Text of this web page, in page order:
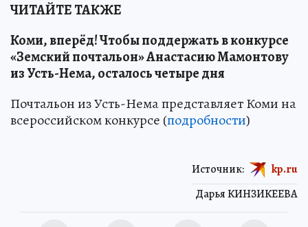
ЧИТАЙТЕ ТАКЖЕ
Коми, вперёд! Чтобы поддержать в конкурсе
«Земский почтальон» Анастасию Мамонтову
из Усть-Нема, осталось четыре дня
Почтальон из Усть-Нема представляет Коми на
всероссийском конкурсе (подробности)
Дарья КИНЗИКЕЕВА
Источник: kp.ru